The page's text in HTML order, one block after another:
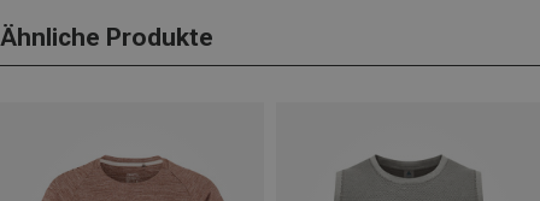
Ähnliche Produkte